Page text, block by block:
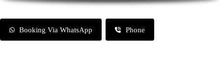
Booking Via WhatsApp Phone